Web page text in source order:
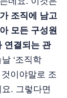
조직에 남고
모든 구성원
연결되는 관
‘조직학
이야말로 조
. 그렇다면